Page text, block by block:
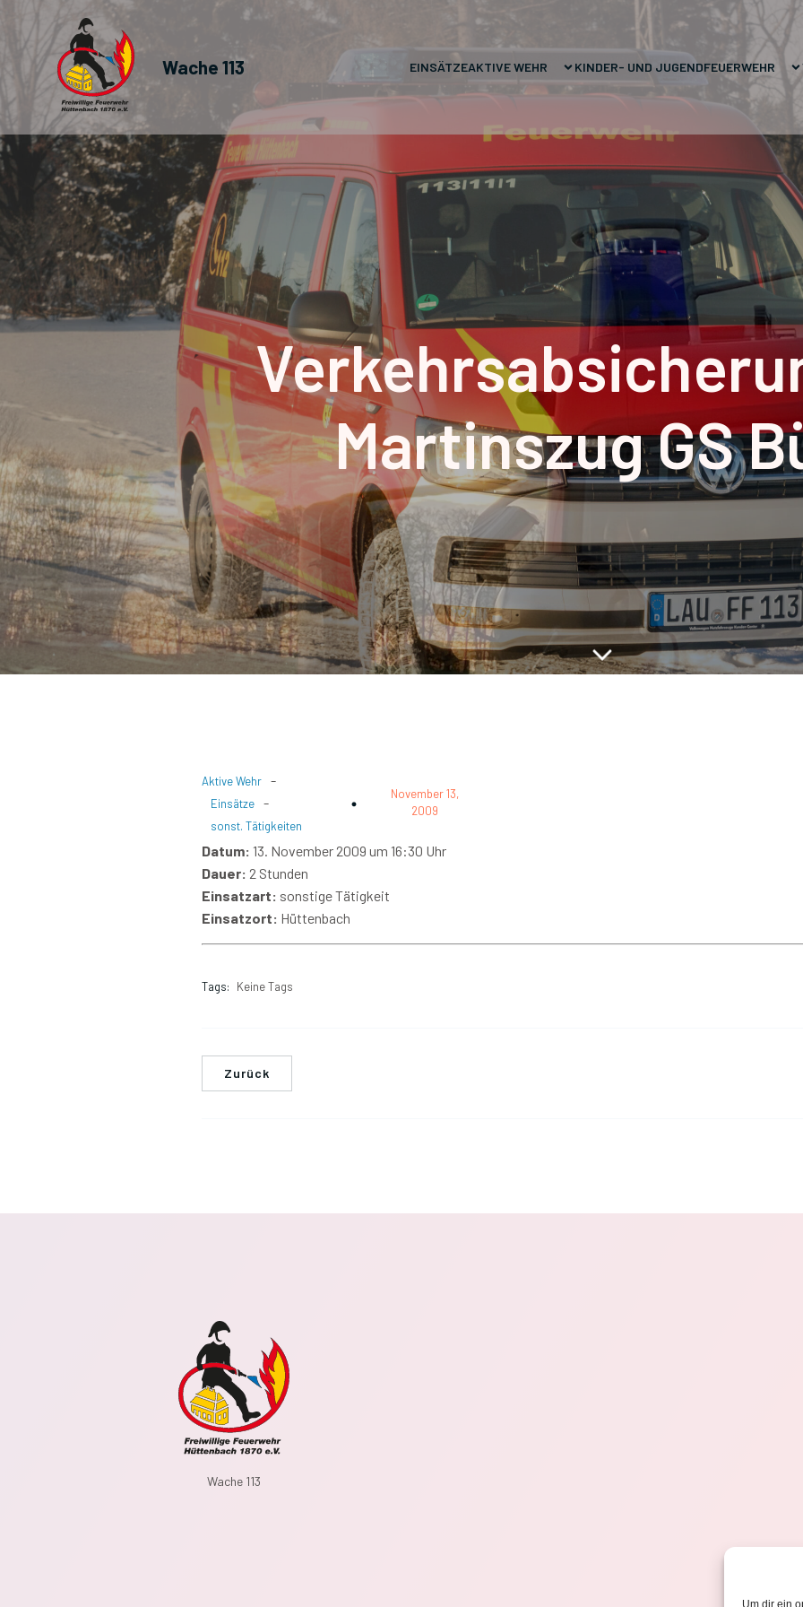
Um dir ein
Wache 113 EINSÄTZEAKTIVE WEHR KINDER- UND JUGENDFEUERWEHR
Martinszug GS
Aktive Wehr -
Einsätze -
sonst. Tätigkeiten
November 13,
2009
Datum: 13. November 2009 um 16:30 Uhr
Dauer: 2 Stunden
Einsatzart: sonstige Tätigkeit
Einsatzort: Hüttenbach
Tags: Keine Tags
Zurück
Wache 113